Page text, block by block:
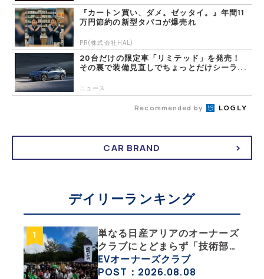
『カートン買い、ダメ。ゼッタイ。』年間11
万円節約の新型タバコが爆売れ
PR(株式会社HAL)
20台だけの限定車「リミテッド」を発売！
その裏で装備見直しでちょっとだけシーラ...
ニュース
Recommended by
CAR BRAND
デイリーランキング
単なる日産アリアのオーナーズ
クラブにとどまらず「技術部」
「バイク部」「釣り部」など多
彩な趣味人集合体がAOCJ【
EVオーナーズクラブ
POST：2026.08.08